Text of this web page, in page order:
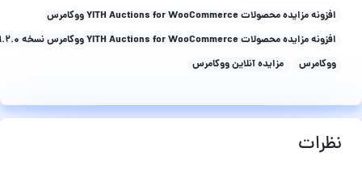
افزونه مزایده محصولات YITH Auctions for WooCommerce ووکامرس
افزونه مزایده محصولات YITH Auctions for WooCommerce ووکامرس نسخه 1.2.0
ووکامرس
مزایده آنلاین ووکامرس
نظرات